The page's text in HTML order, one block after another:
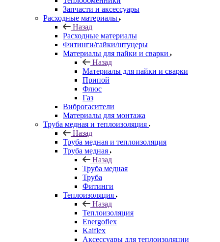
Запчасти и аксессуары
Расходные материалы
Назад
Расходные материалы
Фитинги/гайки/штуцеры
Материалы для пайки и сварки
Назад
Материалы для пайки и сварки
Припой
Флюс
Газ
Виброгасители
Материалы для монтажа
Труба медная и теплоизоляция
Назад
Труба медная и теплоизоляция
Труба медная
Назад
Труба медная
Труба
Фитинги
Теплоизоляция
Назад
Теплоизоляция
Energoflex
Kaiflex
Аксессуары для теплоизоляции